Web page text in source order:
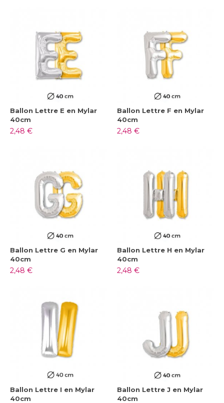
Ballon Lettre E en Mylar
40cm
2,48 €
Ballon Lettre F en Mylar
40cm
2,48 €
Ballon Lettre G en Mylar
40cm
2,48 €
Ballon Lettre H en Mylar
40cm
2,48 €
Ballon Lettre I en Mylar
40cm
Ballon Lettre J en Mylar
40cm